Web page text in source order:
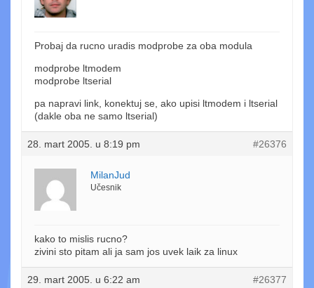
Probaj da rucno uradis modprobe za oba modula
modprobe ltmodem
modprobe ltserial
pa napravi link, konektuj se, ako upisi ltmodem i ltserial
(dakle oba ne samo ltserial)
28. mart 2005. u 8:19 pm #26376
MilanJud
Učesnik
kako to mislis rucno?
zivini sto pitam ali ja sam jos uvek laik za linux
29. mart 2005. u 6:22 am #26377